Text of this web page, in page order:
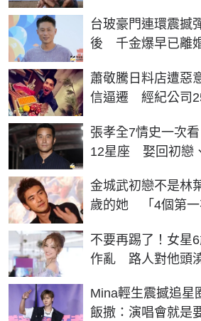
台玻豪門連環震撼
後 千金爆早已離
蕭敬騰日料店遭惡
信逼遷 經紀公司
張孝全7情史一次
12星座 娶回初戀
金城武初戀不是林
歲的她 「4個第一
不要再踢了！女星
作亂 路人對他頭
Mina輕生震撼追星
飯撒：演唱會就是